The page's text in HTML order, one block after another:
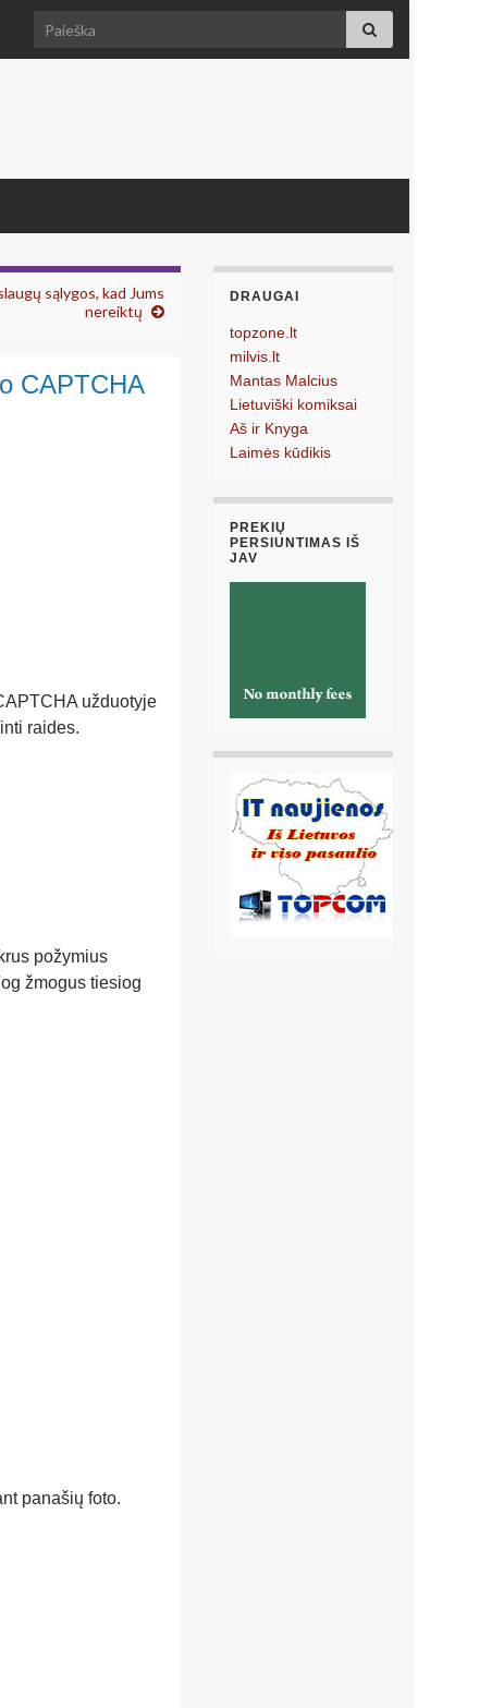
Search for:
sąlygos, kad Jums
nereiktų
CAPTCHA
užduotyje
raides.
požymius
žmogus tiesiog
panašių foto.
DRAUGAI
topzone.lt
milvis.lt
Mantas Malcius
Lietuviški komiksai
Aš ir Knyga
Laimės kūdikis
PREKIŲ
PERSIUNTIMAS IŠ
JAV